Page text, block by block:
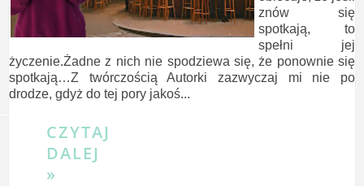
znów się
spotkają, to
spełni jej
życzenie.Żadne z nich nie spodziewa się, że ponownie się
spotkają…Z twórczością Autorki zazwyczaj mi nie po
drodze, gdyż do tej pory jakoś...
CZYTAJ
DALEJ
»